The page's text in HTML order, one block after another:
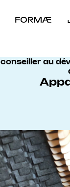
conseiller au